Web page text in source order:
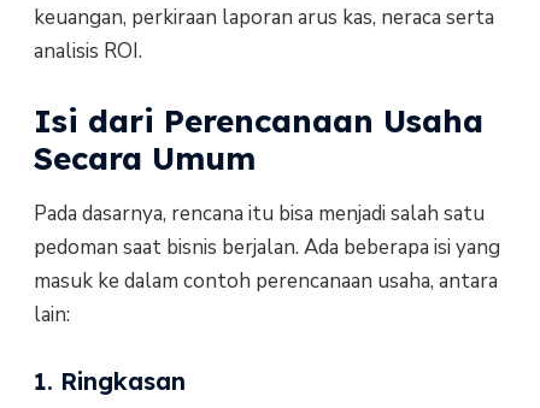
keuangan, perkiraan laporan arus kas, neraca serta
analisis ROI.
Isi dari Perencanaan Usaha
Secara Umum
Pada dasarnya, rencana itu bisa menjadi salah satu
pedoman saat bisnis berjalan. Ada beberapa isi yang
masuk ke dalam contoh perencanaan usaha, antara
lain:
1. Ringkasan